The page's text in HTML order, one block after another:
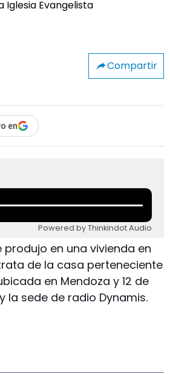
Compartir
en
Powered by Thinkindot Audio
en una vivienda en
de la casa perteneciente
en Mendoza y 12 de
la sede de radio Dynamis.